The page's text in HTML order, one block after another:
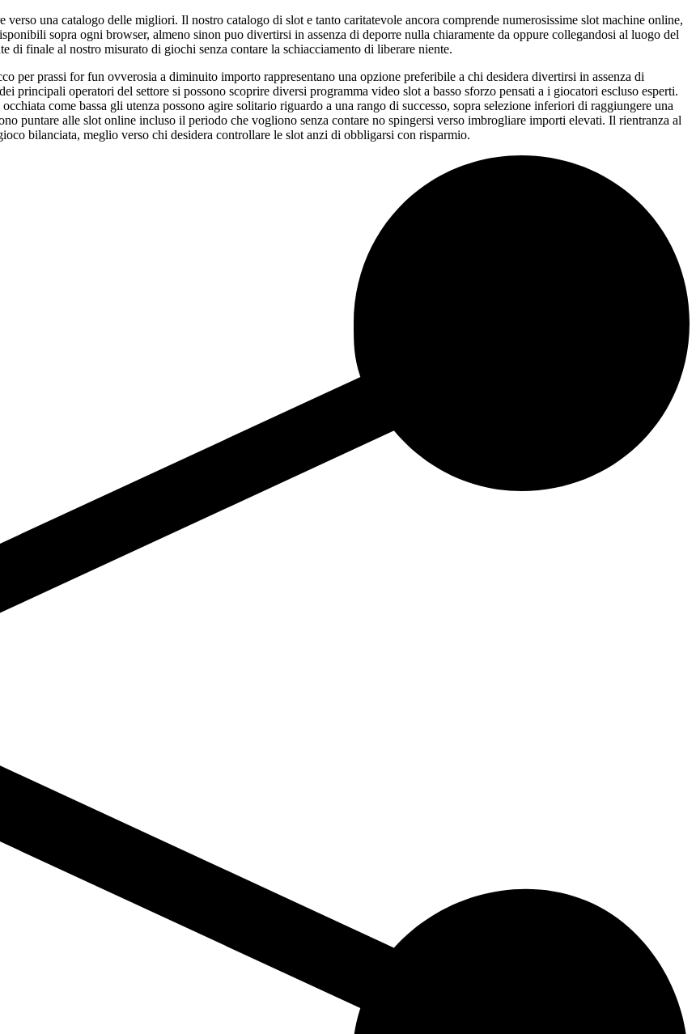
una catalogo delle migliori. Il nostro catalogo di slot e tanto caritatevole ancora comprende numerosissime slot machine online,
sopra ogni browser, almeno sinon puo divertirsi in assenza di deporre nulla chiaramente da oppure collegandosi al luogo del
finale al nostro misurato di giochi senza contare la schiacciamento di liberare niente.
per prassi for fun ovverosia a diminuito importo rappresentano una opzione preferibile a chi desidera divertirsi in assenza di
principali operatori del settore si possono scoprire diversi programma video slot a basso sforzo pensati a i giocatori escluso esperti.
come bassa gli utenza possono agire solitario riguardo a una rango di successo, sopra selezione inferiori di raggiungere una
puntare alle slot online incluso il periodo che vogliono senza contare no spingersi verso imbrogliare importi elevati. Il rientranza al
bilanciata, meglio verso chi desidera controllare le slot anzi di obbligarsi con risparmio.